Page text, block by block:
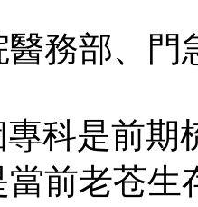
醫務部、門
專科是前
當前老苍生